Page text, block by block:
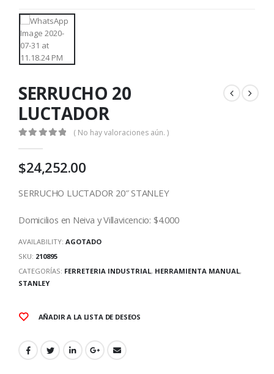
SERRUCHO 20
LUCTADOR
( No hay valoraciones aún. )
$24,252.00
SERRUCHO LUCTADOR 20″ STANLEY
Domicilios en Neiva y Villavicencio: $4.000
AVAILABILITY: AGOTADO
SKU: 210895
CATEGORÍAS: FERRETERIA INDUSTRIAL, HERRAMIENTA MANUAL,
STANLEY
AÑADIR A LA LISTA DE DESEOS